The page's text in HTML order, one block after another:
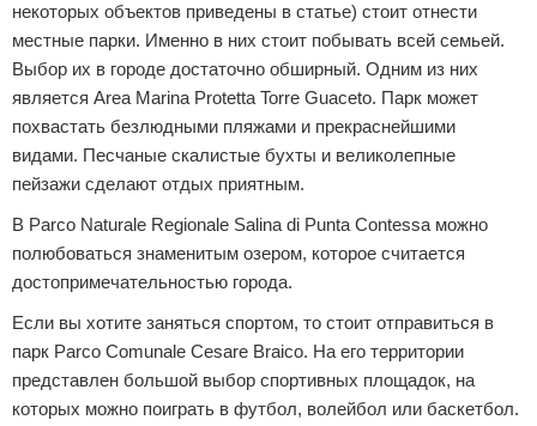
некоторых объектов приведены в статье) стоит отнести
местные парки. Именно в них стоит побывать всей семьей.
Выбор их в городе достаточно обширный. Одним из них
является Area Marina Protetta Torre Guaceto. Парк может
похвастать безлюдными пляжами и прекраснейшими
видами. Песчаные скалистые бухты и великолепные
пейзажи сделают отдых приятным.
В Parco Naturale Regionale Salina di Punta Contessa можно
полюбоваться знаменитым озером, которое считается
достопримечательностью города.
Если вы хотите заняться спортом, то стоит отправиться в
парк Parco Comunale Cesare Braico. На его территории
представлен большой выбор спортивных площадок, на
которых можно поиграть в футбол, волейбол или баскетбол.